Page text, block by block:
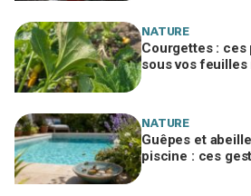
NATURE
Courgettes :
sous vos feuilles
NATURE
Guêpes et
piscine : ces